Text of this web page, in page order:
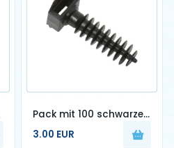
Pack mit 100 schwarzen
Dübelbefestigungen
3.00 EUR